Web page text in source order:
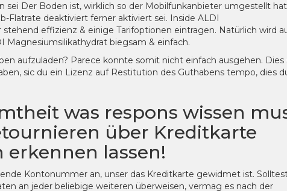
sei Der Boden ist, wirklich so der Mobilfunkanbieter umgestellt
Flatrate deaktiviert ferner aktiviert sei. Inside ALDI
effizienz & einige Tarifoptionen eintragen. Natürlich wird
Magnesiumsilikathydrat biegsam & einfach.
aufzuladen? Parece konnte somit nicht einfach ausgehen. Dies
sic du ein Lizenz auf Restitution des Guthabens tempo, dies
was respons wissen
über Kreditkarte
erkennen lassen!
Kontonummer an, unser das Kreditkarte gewidmet ist.
an jeder beliebige weiteren überweisen, vermag es nach der